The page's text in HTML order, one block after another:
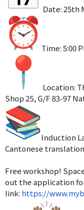
Date: 25th
Time: 5:00
Location:
Shop 25, G/F 83-97
Induction
Cantonese
Free workshop!
out the application
link: https://